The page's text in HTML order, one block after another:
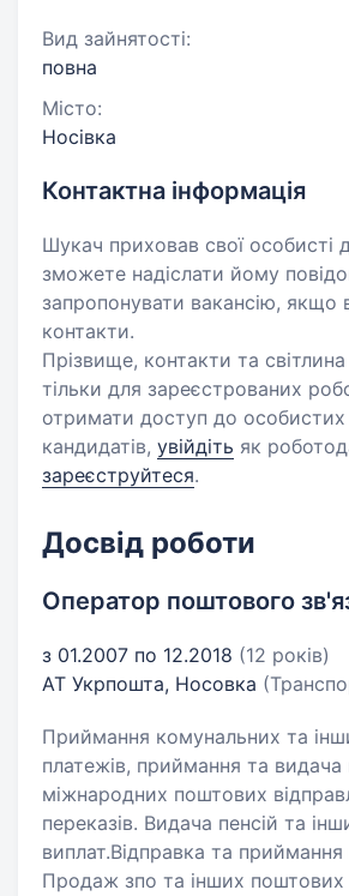
Вид зайнятості:
повна
Місто:
Носівка
Контактна інформація
Шукач приховав свої особисті
зможете надіслати йому
запропонувати вакансію, якщо
контакти.
Прізвище, контакти та світлина
тільки для зареєстрованих
отримати доступ до
кандидатів, увійдіть як
зареєструйтеся.
Досвід роботи
Оператор поштового
з 01.2007 по 12.2018 (12 років)
АТ Укрпошта, Носовка
Приймання комунальних та
платежів, приймання та видача
міжнародних поштових
переказів. Видача пенсій та
виплат.Відправка та
Продаж зпо та інших поштових